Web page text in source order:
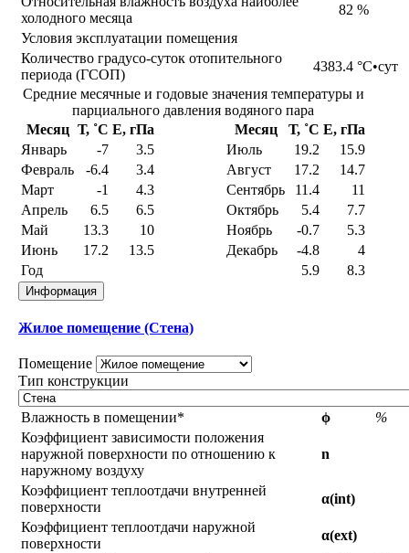
холодного месяца
82 %
Условия эксплуатации помещения
Количество градусо-суток отопительного
периода (ГСОП)
4383.4 °С•сут
Средние месячные и годовые значения температуры и
парциального давления водяного пара
Месяц Т, ˚С E, гПа Месяц Т, ˚С E, гПа
Январь
-7 3.5 Июль 19.2
15.9
Февраль
-6.4 3.4 Август 17.2
14.7
Март
-1 4.3 Сентябрь 11.4
11
Апрель
6.5 6.5 Октябрь 5.4
7.7
Май
13.3 10 Ноябрь -0.7
5.3
Июнь
17.2 13.5 Декабрь -4.8
4
Год
5.9 8.3
Информация
Жилое помещение (Стена)
Помещение
Тип конструкции
Влажность в помещении* ϕ
%
Коэффициент зависимости положения
наружной поверхности по отношению к
наружному воздуху
n
Коэффициент теплоотдачи внутренней
поверхности
α(int)
Коэффициент теплоотдачи наружной
поверхности
α(ext)